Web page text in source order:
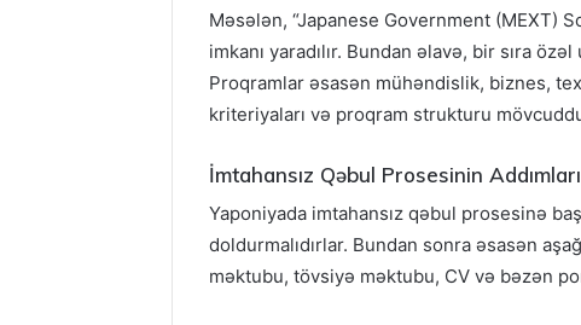
Məsələn, “Japanese Government (MEXT)
imkanı yaradılır. Bundan əlavə, bir sıra
Proqramlar əsasən mühəndislik, biznes,
kriteriyaları və proqram strukturu
İmtahansız Qəbul Prosesinin
Yaponiyada imtahansız qəbul prosesinə
doldurmalıdırlar. Bundan sonra əsasən
məktubu, tövsiyə məktubu, CV və bəzən